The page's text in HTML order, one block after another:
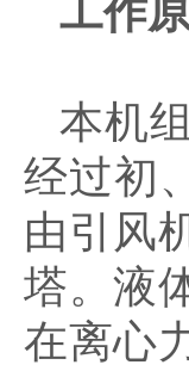
工作
本机
经过初
由引风
塔。液
在离心